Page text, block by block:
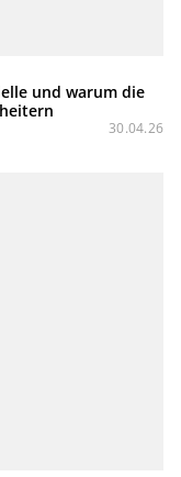
und warum die
30.04.26